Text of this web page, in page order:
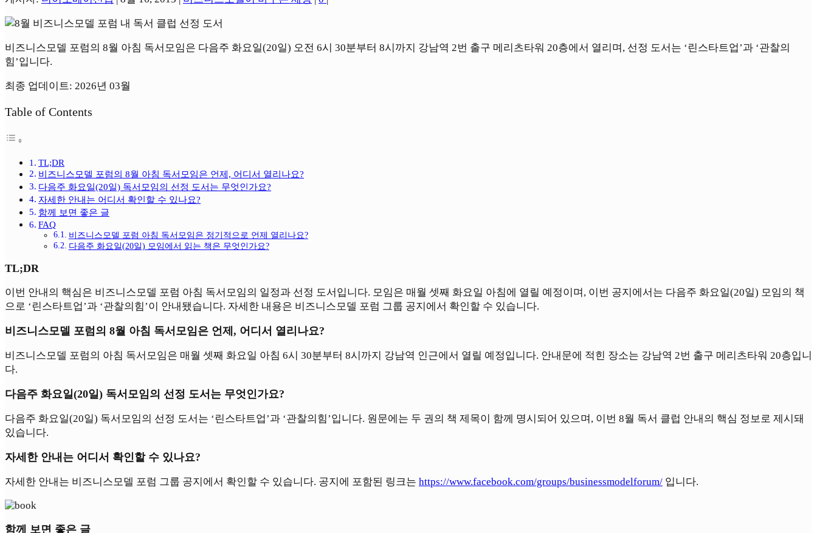
비즈니스모델 포럼의 8월 아침 독서모임은 다음주 화요일(20일) 오전 6시 30분부터 8시까지 강남역 2번 출구 메리츠타워 20층에서 열리며, 선정 도서는 ‘린스타트업’과 ‘관찰의
힘’입니다.
최종 업데이트: 2026년 03월
Table of Contents
TL;DR
비즈니스모델 포럼의 8월 아침 독서모임은 언제, 어디서 열리나요?
다음주 화요일(20일) 독서모임의 선정 도서는 무엇인가요?
자세한 안내는 어디서 확인할 수 있나요?
함께 보면 좋은 글
FAQ
비즈니스모델 포럼 아침 독서모임은 정기적으로 언제 열리나요?
다음주 화요일(20일) 모임에서 읽는 책은 무엇인가요?
TL;DR
이번 안내의 핵심은 비즈니스모델 포럼 아침 독서모임의 일정과 선정 도서입니다. 모임은 매월 셋째 화요일 아침에 열릴 예정이며, 이번 공지에서는 다음주 화요일(20일) 모임의 책
으로 ‘린스타트업’과 ‘관찰의힘’이 안내됐습니다. 자세한 내용은 비즈니스모델 포럼 그룹 공지에서 확인할 수 있습니다.
비즈니스모델 포럼의 8월 아침 독서모임은 언제, 어디서 열리나요?
비즈니스모델 포럼의 아침 독서모임은 매월 셋째 화요일 아침 6시 30분부터 8시까지 강남역 인근에서 열릴 예정입니다. 안내문에 적힌 장소는 강남역 2번 출구 메리츠타워 20층입니
다.
다음주 화요일(20일) 독서모임의 선정 도서는 무엇인가요?
다음주 화요일(20일) 독서모임의 선정 도서는 ‘린스타트업’과 ‘관찰의힘’입니다. 원문에는 두 권의 책 제목이 함께 명시되어 있으며, 이번 8월 독서 클럽 안내의 핵심 정보로 제시돼
있습니다.
자세한 안내는 어디서 확인할 수 있나요?
자세한 안내는 비즈니스모델 포럼 그룹 공지에서 확인할 수 있습니다. 공지에 포함된 링크는 https://www.facebook.com/groups/businessmodelforum/ 입니다.
함께 보면 좋은 글